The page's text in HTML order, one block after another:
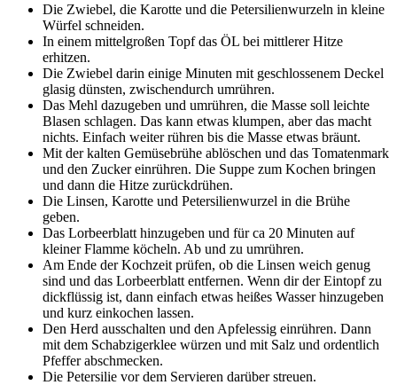
Die Zwiebel, die Karotte und die Petersilienwurzeln in kleine
Würfel schneiden.
In einem mittelgroßen Topf das ÖL bei mittlerer Hitze
erhitzen.
Die Zwiebel darin einige Minuten mit geschlossenem Deckel
glasig dünsten, zwischendurch umrühren.
Das Mehl dazugeben und umrühren, die Masse soll leichte
Blasen schlagen. Das kann etwas klumpen, aber das macht
nichts. Einfach weiter rühren bis die Masse etwas bräunt.
Mit der kalten Gemüsebrühe ablöschen und das Tomatenmark
und den Zucker einrühren. Die Suppe zum Kochen bringen
und dann die Hitze zurückdrühen.
Die Linsen, Karotte und Petersilienwurzel in die Brühe
geben.
Das Lorbeerblatt hinzugeben und für ca 20 Minuten auf
kleiner Flamme köcheln. Ab und zu umrühren.
Am Ende der Kochzeit prüfen, ob die Linsen weich genug
sind und das Lorbeerblatt entfernen. Wenn dir der Eintopf zu
dickflüssig ist, dann einfach etwas heißes Wasser hinzugeben
und kurz einkochen lassen.
Den Herd ausschalten und den Apfelessig einrühren. Dann
mit dem Schabzigerklee würzen und mit Salz und ordentlich
Pfeffer abschmecken.
Die Petersilie vor dem Servieren darüber streuen.